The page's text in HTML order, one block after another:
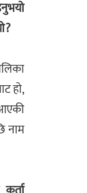
हो,
नाम